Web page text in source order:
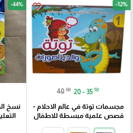
favorite_border -12%
40 ₪ 20 - 35 ₪
مجسمات توتة في عالم الاحلام -
قصص علمية مبسطة للاطفال
-44%
نسخ